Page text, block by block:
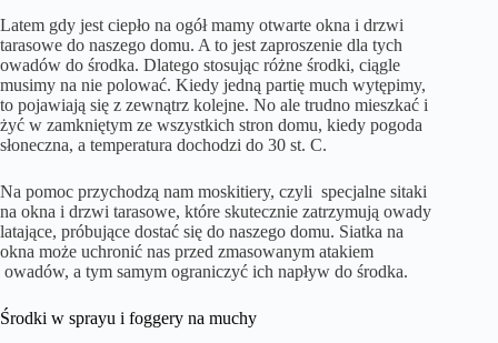
Latem gdy jest ciepło na ogół mamy otwarte okna i drzwi
tarasowe do naszego domu. A to jest zaproszenie dla tych
owadów do środka. Dlatego stosując różne środki, ciągle
musimy na nie polować. Kiedy jedną partię much wytępimy,
to pojawiają się z zewnątrz kolejne. No ale trudno mieszkać i
żyć w zamkniętym ze wszystkich stron domu, kiedy pogoda
słoneczna, a temperatura dochodzi do 30 st. C.
Na pomoc przychodzą nam moskitiery, czyli specjalne sitaki
na okna i drzwi tarasowe, które skutecznie zatrzymują owady
latające, próbujące dostać się do naszego domu. Siatka na
okna może uchronić nas przed zmasowanym atakiem
owadów, a tym samym ograniczyć ich napływ do środka.
Środki w sprayu i foggery na muchy